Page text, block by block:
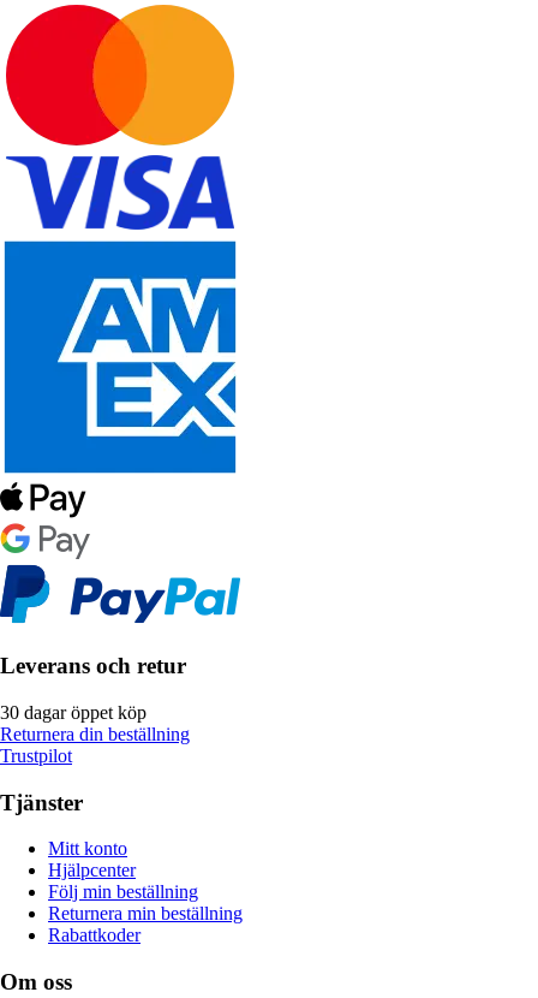
Leverans och retur
30 dagar öppet köp
Returnera din beställning
Trustpilot
Tjänster
Mitt konto
Hjälpcenter
Följ min beställning
Returnera min beställning
Rabattkoder
Om oss